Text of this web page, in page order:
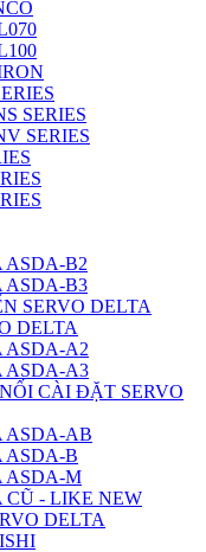
SERIES
SERIES
ASDA-B2
ASDA-B3
SERVO DELTA
DELTA
ASDA-A2
ASDA-A3
CÀI ĐẶT SERVO
ASDA-AB
ASDA-B
ASDA-M
CŨ - LIKE NEW
DELTA